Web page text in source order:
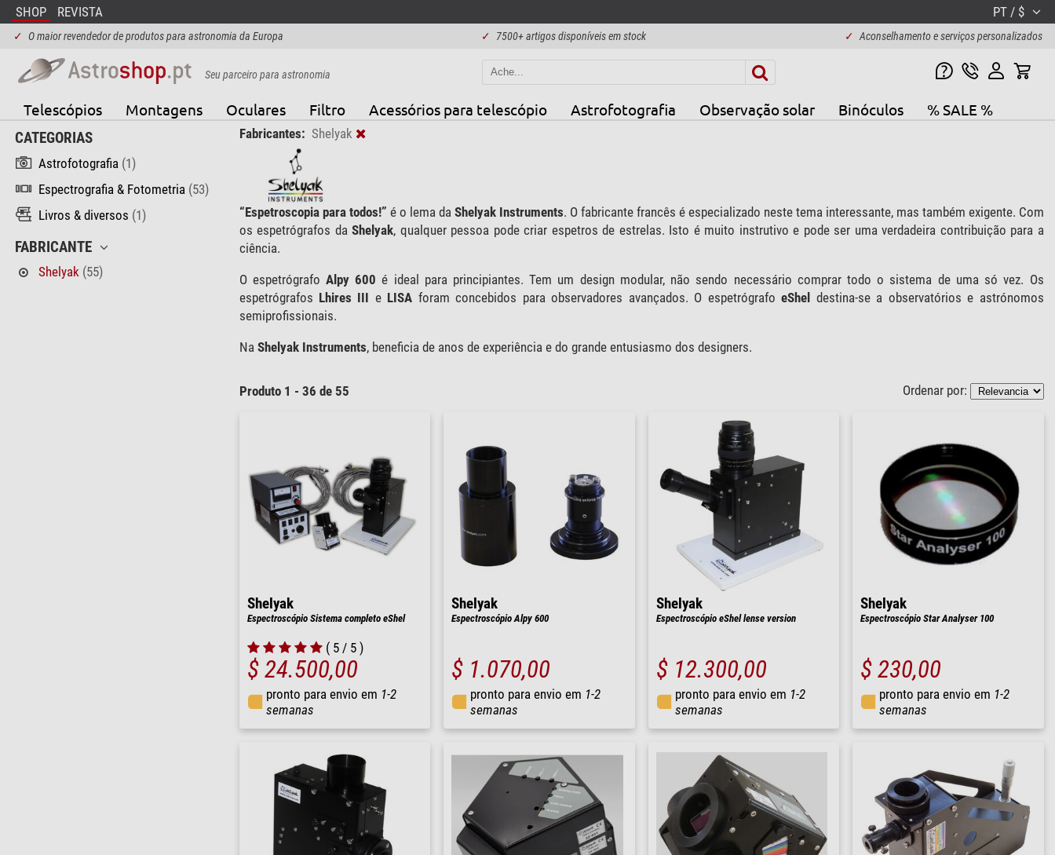
SHOP REVISTA PT / $
✓ O maior revendedor de produtos para astronomia da Europa ✓ 7500+ artigos disponíveis em stock ✓ Aconselhamento e serviços personalizados
Seu parceiro para astronomia
Telescópios Montagens Oculares Filtro Acessórios para telescópio Astrofotografia Observação solar Binóculos % SALE %
CATEGORIAS
Astrofotografia (1)
Espectrografia & Fotometria (53)
Livros & diversos (1)
FABRICANTE
Shelyak (55)
Fabricantes: Shelyak
“Espetroscopia para todos!” é o lema da Shelyak Instruments. O fabricante francês é especializado neste tema interessante, mas também exigente. Com
os espetrógrafos da Shelyak, qualquer pessoa pode criar espetros de estrelas. Isto é muito instrutivo e pode ser uma verdadeira contribuição para a
ciência.
O espetrógrafo Alpy 600 é ideal para principiantes. Tem um design modular, não sendo necessário comprar todo o sistema de uma só vez. Os
espetrógrafos Lhires III e LISA foram concebidos para observadores avançados. O espetrógrafoeShel destina-se a observatórios e astrónomos
semiprofissionais.
Na Shelyak Instruments, beneficia de anos de experiência e do grande entusiasmo dos designers.
Produto 1 - 36 de 55 Ordenar por:
Shelyak
Espectroscópio Sistema completo eShel
( 5 / 5 )
$ 24.500,00
pronto para envio em 1-2
semanas
Shelyak
Espectroscópio Alpy 600
$ 1.070,00
pronto para envio em 1-2
semanas
Shelyak
Espectroscópio eShel lense version
$ 12.300,00
pronto para envio em 1-2
semanas
Shelyak
Espectroscópio Star Analyser 100
$ 230,00
pronto para envio em 1-2
semanas